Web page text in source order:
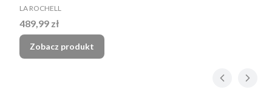
PRODUCENT
LA ROCHELL
Cena
489,99 zł
Zobacz produkt